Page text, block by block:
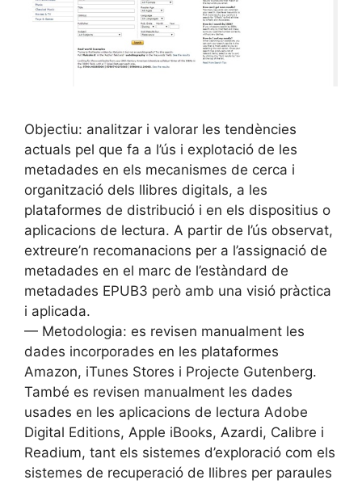
Objectiu: analitzar i valorar les tendències
actuals pel que fa a l’ús i explotació de les
metadades en els mecanismes de cerca i
organització dels llibres digitals, a les
plataformes de distribució i en els dispositius o
aplicacions de lectura. A partir de l’ús observat,
extreure’n recomanacions per a l’assignació de
metadades en el marc de l’estàndard de
metadades EPUB3 però amb una visió pràctica
i aplicada.
— Metodologia: es revisen manualment les
dades incorporades en les plataformes
Amazon, iTunes Stores i Projecte Gutenberg.
També es revisen manualment les dades
usades en les aplicacions de lectura Adobe
Digital Editions, Apple iBooks, Azardi, Calibre i
Readium, tant els sistemes d’exploració com els
sistemes de recuperació de llibres per paraules